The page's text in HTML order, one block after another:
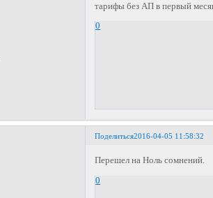
тарифы без АП в первый
0
Поделиться2016-04-05 11:58:32
Перешел на Ноль сомнений.
0